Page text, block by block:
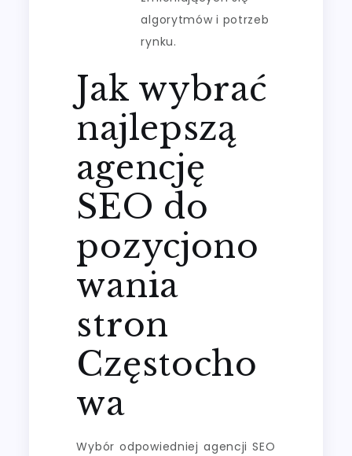
algorytmów i potrzeb
rynku.
Jak wybrać
najlepszą
agencję
SEO do
pozycjono
wania
stron
Częstocho
wa
Wybór odpowiedniej agencji SEO